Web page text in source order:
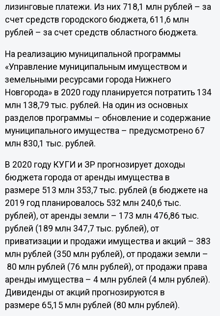
лизинговые платежи. Из них 718,1 млн рублей – за
счет средств городского бюджета, 611,6 млн
рублей – за счет средств областного бюджета.
На реализацию муниципальной программы
«Управление муниципальным имуществом и
земельными ресурсами города Нижнего
Новгорода» в 2020 году планируется потратить 134
млн 138,79 тыс. рублей. На один из основных
разделов программы – обновление и содержание
муниципального имущества – предусмотрено 67
млн 830,1 тыс. рублей.
В 2020 году КУГИ и ЗР прогнозирует доходы
бюджета города от аренды имущества в
размере 513 млн 353,7 тыс. рублей (в бюджете на
2019 год планировалось 532 млн 240,6 тыс.
рублей), от аренды земли – 173 млн 476,86 тыс.
рублей (189 млн 347,7 тыс. рублей), от
приватизации и продажи имущества и акций – 383
млн рублей (350 млн рублей), от продажи земли –
80 млн рублей (76 млн рублей), от продажи права
аренды имущества – 4 млн рублей (4 млн рублей).
Дивиденды от акций прогнозируются в
размере 65,15 млн рублей (80 млн рублей).